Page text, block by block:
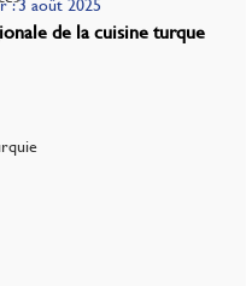
de la cuisine turque